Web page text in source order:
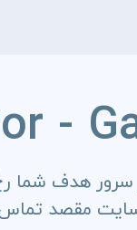
-
هدف شما
مقصد تماس